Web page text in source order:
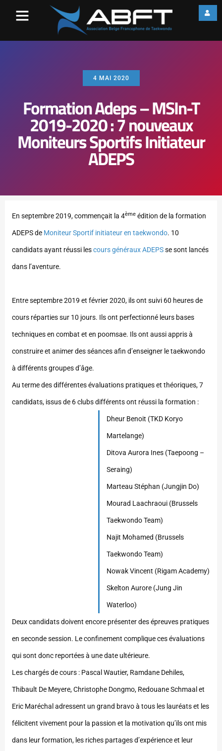
4 MAI 2020
Formation Adeps – MSIn-T
2019-2020 : 7 nouveaux
Moniteurs Sportifs Initiateur
ADEPS
En septembre 2019, commençait la 4ème édition de la formation
ADEPS de Moniteur Sportif initiateur en taekwondo. 10
candidats ayant réussi lescours généraux ADEPSse sont lancés
dans l’aventure.
Entre septembre 2019 et février 2020, ils ont suivi 60 heures de
cours réparties sur 10 jours. Ils ont perfectionné leurs bases
techniques en combat et en poomsae. Ils ont aussi appris à
construire et animer des séances afin d’enseigner le taekwondo
à différents groupes d’âge.
Au terme des différentes évaluations pratiques et théoriques, 7
candidats, issus de 6 clubs différents ont réussi la formation :
Dheur Benoit (TKD Koryo
Martelange)
Ditova Aurora Ines (Taepoong –
Seraing)
Marteau Stéphan (Jungjin Do)
Mourad Laachraoui (Brussels
Taekwondo Team)
Najit Mohamed (Brussels
Taekwondo Team)
Nowak Vincent (Rigam Academy)
Skelton Aurore (Jung Jin
Waterloo)
Deux candidats doivent encore présenter des épreuves pratiques
en seconde session. Le confinement complique ces évaluations
qui sont donc reportées à une date ultérieure.
Les chargés de cours : Pascal Wautier, Ramdane Dehiles,
Thibault De Meyere, Christophe Dongmo, Redouane Schmaal et
Eric Maréchal adressent un grand bravo à tous les lauréats et les
félicitent vivement pour la passion et la motivation qu’ils ont mis
dans leur formation, les riches partages d’expérience et leur